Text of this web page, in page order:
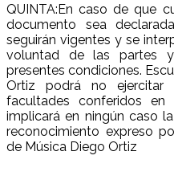
QUINTA:En caso de que
documento sea
seguirán vigentes y se
voluntad de las partes
presentes condiciones.
Ortiz podrá no
facultades conferidos
implicará en ningún caso
reconocimiento expreso
de Música Diego Ortiz